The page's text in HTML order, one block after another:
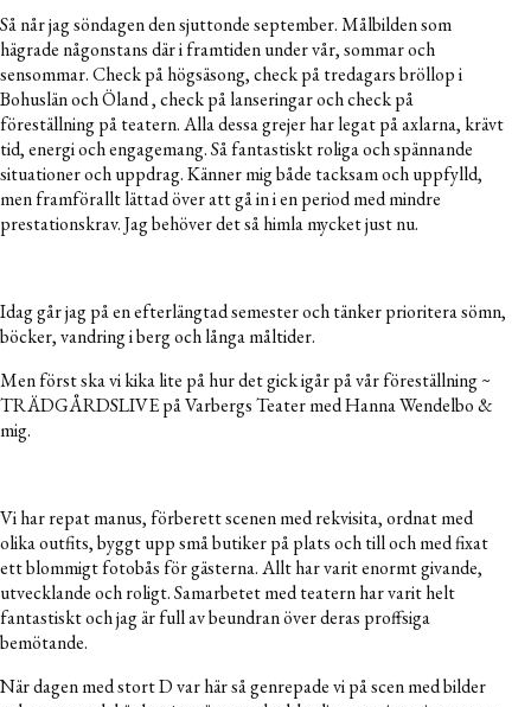
Så når jag söndagen den sjuttonde september. Målbilden som
hägrade någonstans där i framtiden under vår, sommar och
sensommar. Check på högsäsong, check på tredagars bröllop i
Bohuslän och Öland , check på lanseringaroch check på
föreställning på teatern. Alla dessa grejer har legat på axlarna, krävt
tid, energi och engagemang. Så fantastiskt roliga och spännande
situationer och uppdrag. Känner mig både tacksam och uppfylld,
men framförallt lättad över att gå in i en period med mindre
prestationskrav. Jag behöver det så himla mycket just nu.
Idag går jag på en efterlängtad semester och tänker prioritera sömn,
böcker, vandring i berg och långa måltider.
Men först ska vi kika lite på hur det gick igår på vår föreställning ~
TRÄDGÅRDSLIVE på Varbergs Teater med Hanna Wendelbo &
mig.
Vi har repat manus, förberett scenen med rekvisita, ordnat med
olika outfits, byggt upp små butiker på plats och till och med fixat
ett blommigt fotobås för gästerna. Allt har varit enormt givande,
utvecklande och roligt. Samarbetet med teatern har varit helt
fantastiskt och jag är full av beundran över deras proffsiga
bemötande.
När dagen med stort D var här så genrepade vi på scen med bilder